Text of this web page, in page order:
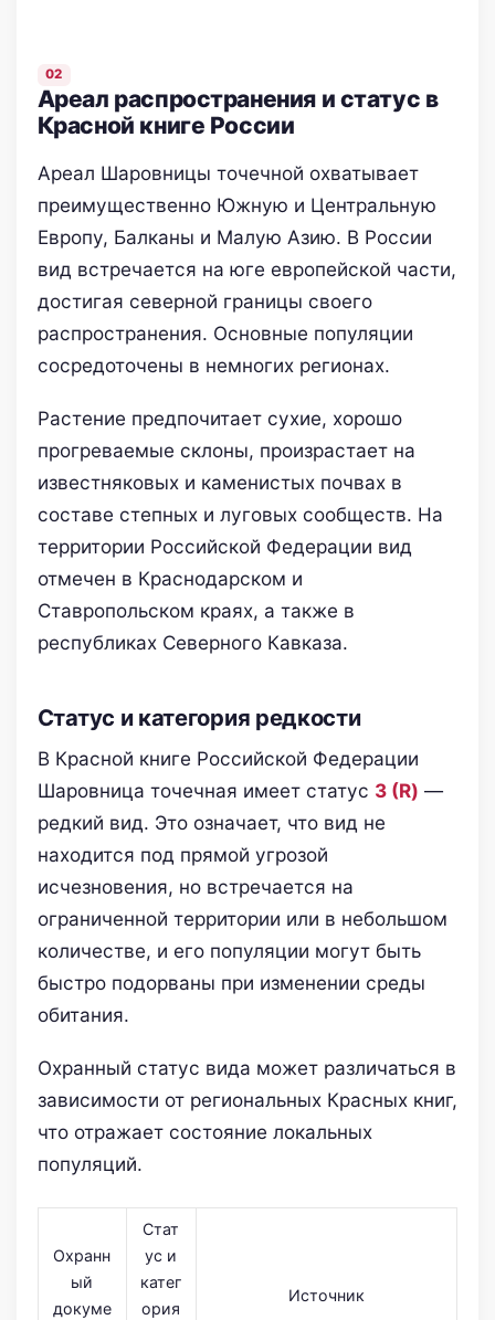
Ареал распространения и статус в
Красной книге России
Ареал Шаровницы точечной охватывает
преимущественно Южную и Центральную
Европу, Балканы и Малую Азию. В России
вид встречается на юге европейской части,
достигая северной границы своего
распространения. Основные популяции
сосредоточены в немногих регионах.
Растение предпочитает сухие, хорошо
прогреваемые склоны, произрастает на
известняковых и каменистых почвах в
составе степных и луговых сообществ. На
территории Российской Федерации вид
отмечен в Краснодарском и
Ставропольском краях, а также в
республиках Северного Кавказа.
Статус и категория редкости
В Красной книге Российской Федерации
Шаровница точечная имеет статус 3 (R) —
редкий вид. Это означает, что вид не
находится под прямой угрозой
исчезновения, но встречается на
ограниченной территории или в небольшом
количестве, и его популяции могут быть
быстро подорваны при изменении среды
обитания.
Охранный статус вида может различаться в
зависимости от региональных Красных книг,
что отражает состояние локальных
популяций.
Охранн
ый
докуме
Стат
ус и
катег
ория
Источник